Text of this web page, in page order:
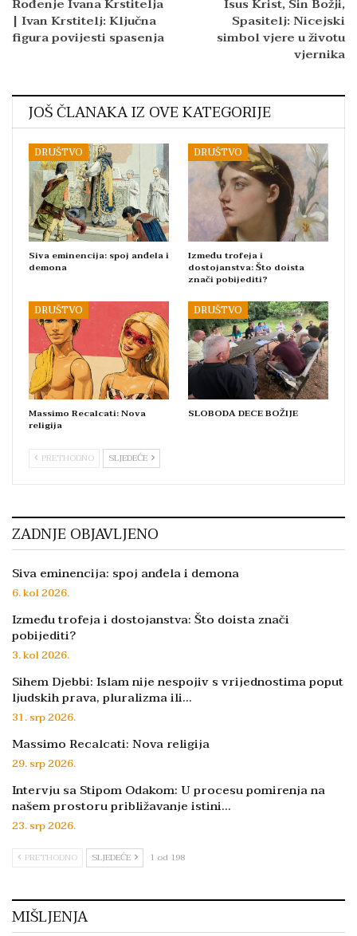
| Ivan Krstitelj: Ključna
figura povijesti spasenja
Spasitelj: Nicejski
simbol vjere u životu
vjernika
JOŠ ČLANAKA IZ OVE KATEGORIJE
DRUŠTVO
Siva eminencija: spoj anđela i
demona
DRUŠTVO
Između trofeja i
dostojanstva: Što doista
znači pobijediti?
DRUŠTVO
Massimo Recalcati: Nova
religija
DRUŠTVO
SLOBODA DECE BOŽIJE
PRETHODNO SLJEDEĆE
ZADNJE OBJAVLJENO
Siva eminencija: spoj anđela i demona
6. kol 2026.
Između trofeja i dostojanstva: Što doista znači
pobijediti?
3. kol 2026.
Sihem Djebbi: Islam nije nespojiv s vrijednostima poput
ljudskih prava, pluralizma ili…
31. srp 2026.
Massimo Recalcati: Nova religija
29. srp 2026.
Intervju sa Stipom Odakom: U procesu pomirenja na
našem prostoru približavanje istini…
23. srp 2026.
PRETHODNO SLJEDEĆE 1 od 198
MIŠLJENJA